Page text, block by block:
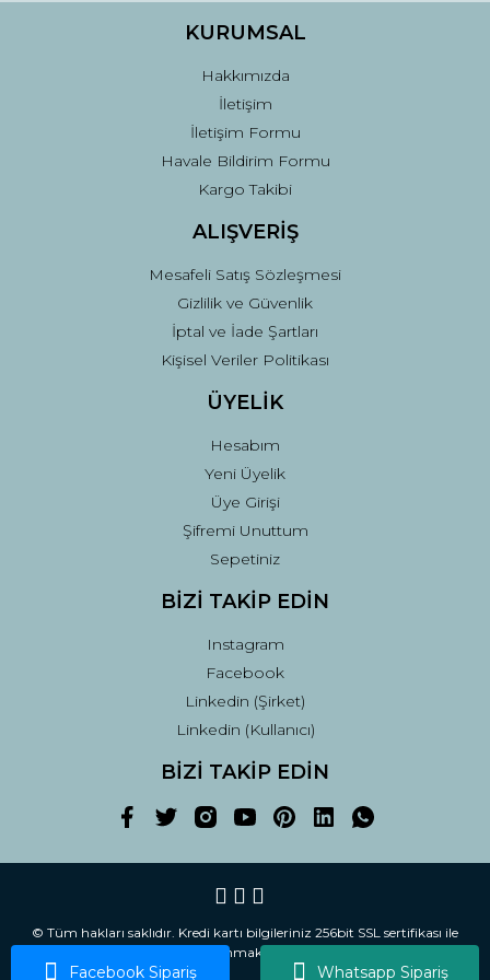
Whatsapp Sipariş
Facebook Sipariş
Ürün fiyatı diğer sitelerden daha pahalı.
Gönder
KURUMSAL
Hakkımızda
İletişim
İletişim Formu
Havale Bildirim Formu
Kargo Takibi
ALIŞVERİŞ
Mesafeli Satış Sözleşmesi
Gizlilik ve Güvenlik
İptal ve İade Şartları
Kişisel Veriler Politikası
ÜYELİK
Hesabım
Yeni Üyelik
Üye Girişi
Şifremi Unuttum
Sepetiniz
BİZİ TAKİP EDİN
Instagram
Facebook
Linkedin (Şirket)
Linkedin (Kullanıcı)
BİZİ TAKİP EDİN
© Tüm hakları saklıdır. Kredi kartı bilgileriniz 256bit SSL sertifikası ile
korunmaktadır.